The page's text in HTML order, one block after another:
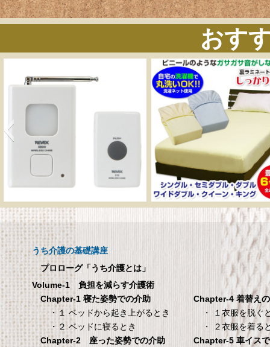
おす
呼び出しチャイムセット
X810
呼び出しチャイムセット X810
メーカー直販 ベッ
ックスシーツ 防水
ツ 【介護シーツ･ベ
用防水シーツ】シ
100×200×30cm ク
メーカー直販 ベッド用ボ
シーツ 防水シーツ 【介護
ベッド用防水シーツ】シ
100×200×30cm クリー
うち介護の基礎講座
プロローグ「うち介護とは」
Volume-1 負担を減らす介護術
Chapter-1 寝た姿勢での介助
・１ ベッドから起き上がるとき
・２ ベッドに寝るとき
Chapter-2 座った姿勢での介助
Chapter-4 着替え
・ １衣服を脱ぐ
・ ２衣服を着る
Chapter-5 車イス